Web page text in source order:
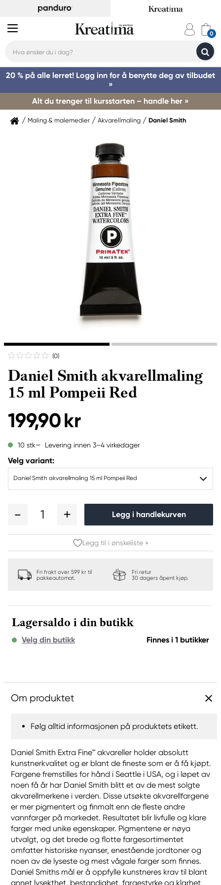
20 % på alle lerret! Logg inn for å benytte deg av tilbudet
»
Alt du trenger til kursstarten – handle her »
Maling & malemedier Akvarellmaling Daniel Smith
(0)
Daniel Smith akvarellmaling
15 ml Pompeii Red
199,90 kr
10 stk Levering innen 3–4 virkedager
Velg variant:
Daniel Smith akvarellmaling 15 ml Pompeii Red
1 Legg i handlekurven
Legg til i ønskeliste »
Fri frakt over 599 kr til
pakkeautomat.
Fri retur
30 dagers åpent kjøp.
Lagersaldo i din butikk
Velg din butikk Finnes i 1 butikker
Om produktet
Følg alltid informasjonen på produktets etikett.
Daniel Smith Extra Fine™ akvareller holder absolutt
kunstnerkvalitet og er blant de fineste som er å få kjøpt.
Fargene fremstilles for hånd i Seattle i USA, og i løpet av
noen få år har Daniel Smith blitt et av de mest solgte
akvarellmerkene i verden. Disse utsøkte akvarellfargene
er mer pigmentert og finmalt enn de fleste andre
vannfarger på markedet. Resultatet blir livfulle og klare
farger med unike egenskaper. Pigmentene er nøya
utvalgt, og det brede og flotte fargesortimentet
omfatter historiske nyanser, enestående jordtoner og
noen av de lyseste og mest vågale farger som finnes.
Daniel Smiths mål er å oppfylle kunstneres krav til blant
annet lysekthet, bestandighet, fargestyrke og klarhet.